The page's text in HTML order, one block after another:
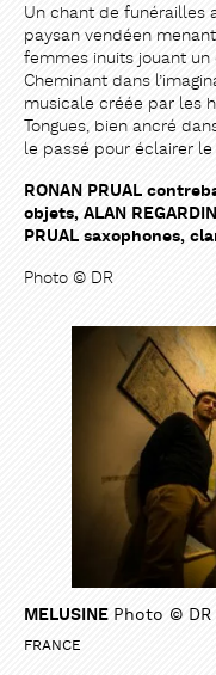
Un chant de funérailles
paysan vendéen
femmes inuits jouant
Cheminant dans
musicale créée par les
Tongues, bien ancré
le passé pour éclairer
RONAN PRUAL
objets, ALAN
PRUAL saxophones,
Photo © DR
MELUSINE Photo © DR
FRANCE